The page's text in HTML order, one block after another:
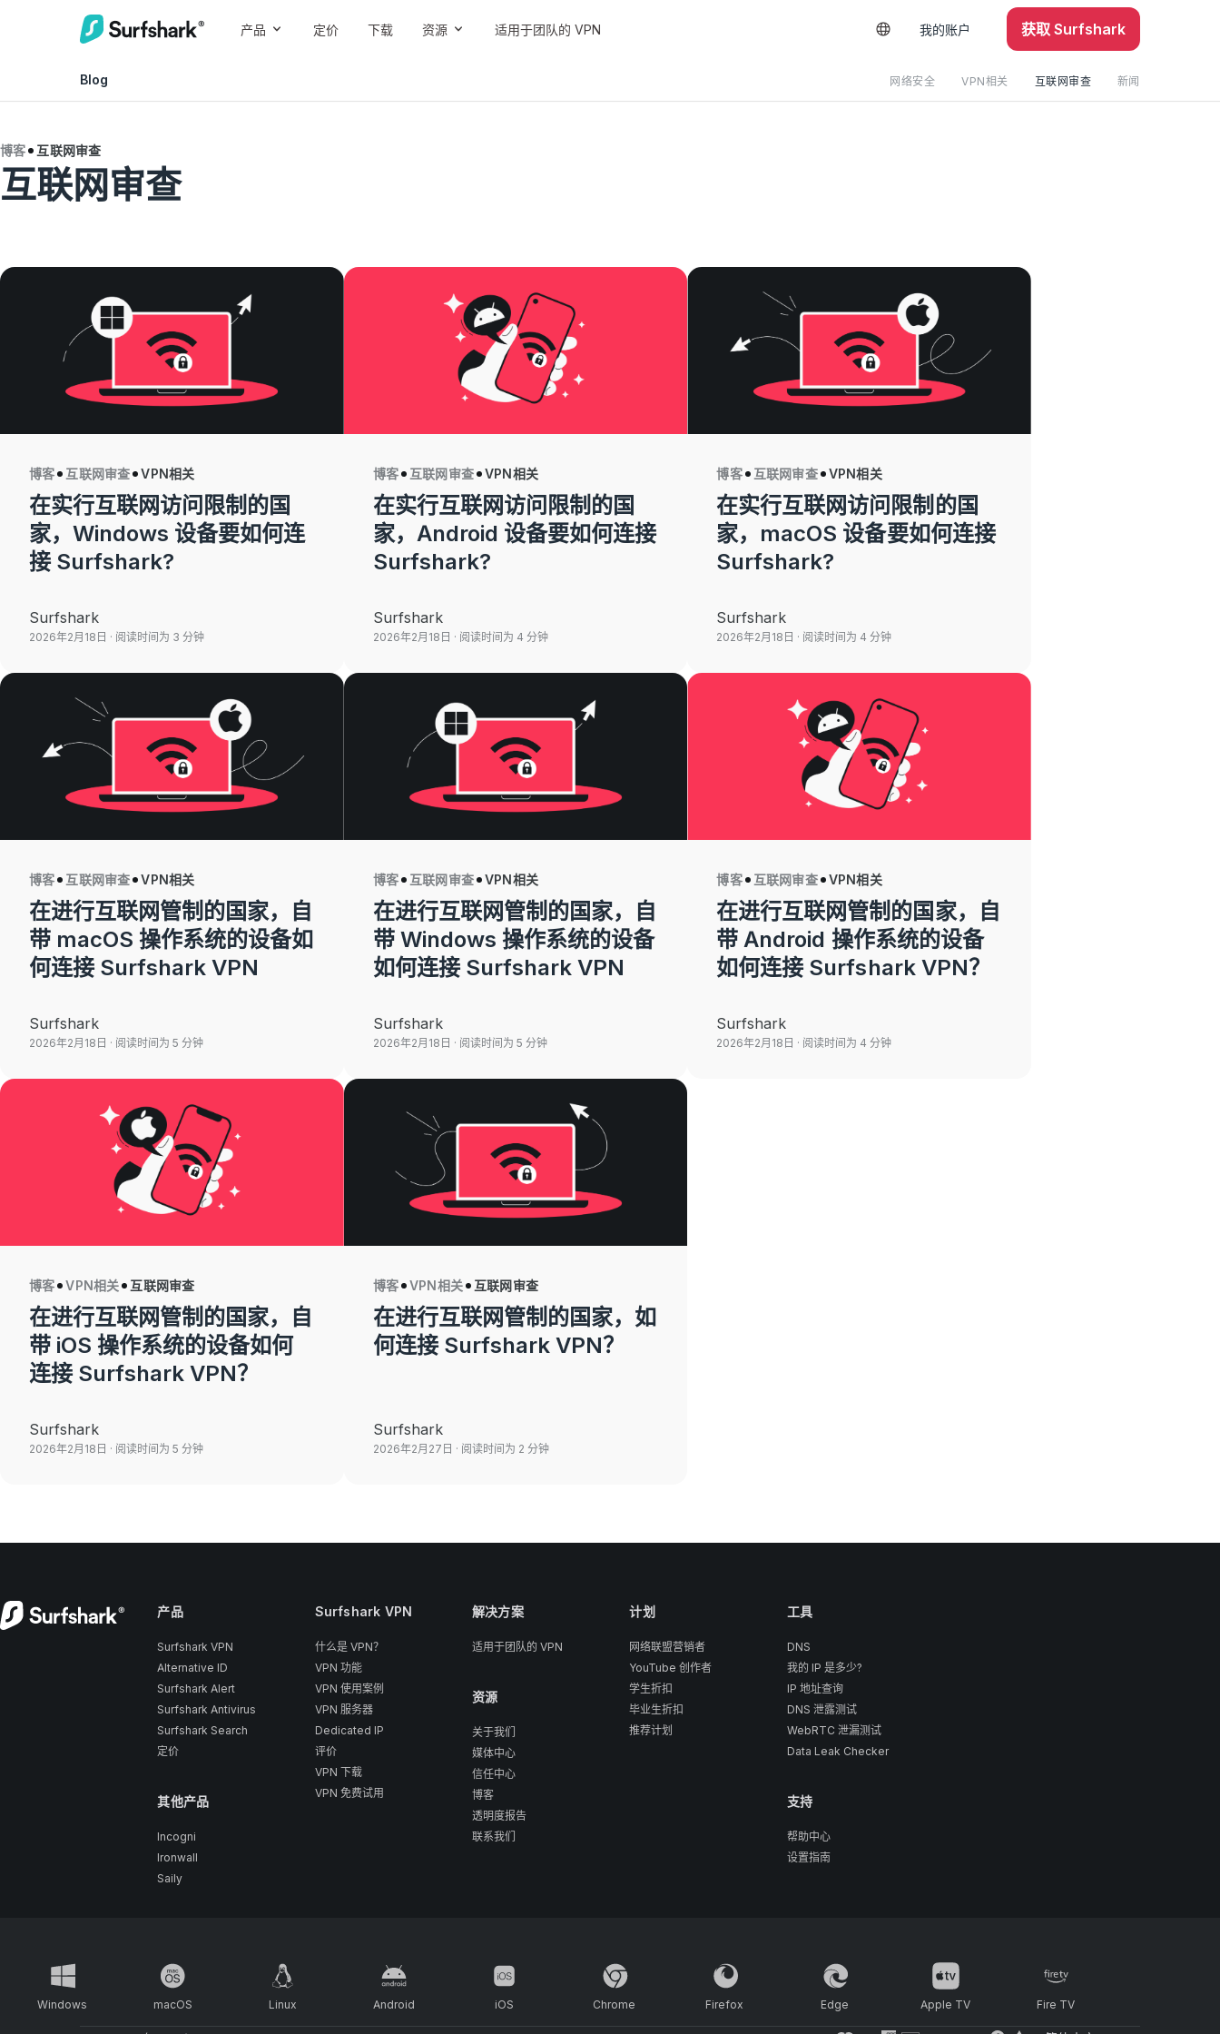
产品 定价 下载 资源 适用于团队的 VPN 我的账户 获取 Surfshark
Blog 网络安全 VPN相关 互联网审查 新闻
博客 互联网审查
互联网审查
博客 互联网审查 VPN相关
在实行互联网访问限制的国
家，Windows 设备要如何连
接 Surfshark?
Surfshark
2026年2月18日 · 阅读时间为 3 分钟
博客 互联网审查 VPN相关
在实行互联网访问限制的国
家，Android 设备要如何连接
Surfshark?
Surfshark
2026年2月18日 · 阅读时间为 4 分钟
博客 互联网审查 VPN相关
在实行互联网访问限制的国
家，macOS 设备要如何连接
Surfshark?
Surfshark
2026年2月18日 · 阅读时间为 4 分钟
博客 互联网审查 VPN相关
在进行互联网管制的国家，自
带 macOS 操作系统的设备如
何连接 Surfshark VPN
Surfshark
2026年2月18日 · 阅读时间为 5 分钟
博客 互联网审查 VPN相关
在进行互联网管制的国家，自
带 Windows 操作系统的设备
如何连接 Surfshark VPN
Surfshark
2026年2月18日 · 阅读时间为 5 分钟
博客 互联网审查 VPN相关
在进行互联网管制的国家，自
带 Android 操作系统的设备
如何连接 Surfshark VPN？
Surfshark
2026年2月18日 · 阅读时间为 4 分钟
博客 VPN相关 互联网审查
在进行互联网管制的国家，自
带 iOS 操作系统的设备如何
连接 Surfshark VPN？
Surfshark
2026年2月18日 · 阅读时间为 5 分钟
博客 VPN相关 互联网审查
在进行互联网管制的国家，如
何连接 Surfshark VPN？
Surfshark
2026年2月27日 · 阅读时间为 2 分钟
产品
Surfshark VPN
Alternative ID
Surfshark Alert
Surfshark Antivirus
Surfshark Search
定价
其他产品
Incogni
Ironwall
Saily
Surfshark VPN
什么是 VPN？
VPN 功能
VPN 使用案例
VPN 服务器
Dedicated IP
评价
VPN 下载
VPN 免费试用
解决方案
适用于团队的 VPN
资源
关于我们
媒体中心
信任中心
博客
透明度报告
联系我们
计划
网络联盟营销者
YouTube 创作者
学生折扣
毕业生折扣
推荐计划
工具
DNS
我的 IP 是多少?
IP 地址查询
DNS 泄露测试
WebRTC 泄漏测试
Data Leak Checker
支持
帮助中心
设置指南
Android iOS Chrome
Windows macOS Firefox Fire TV
Apple TV
Edge
Linux